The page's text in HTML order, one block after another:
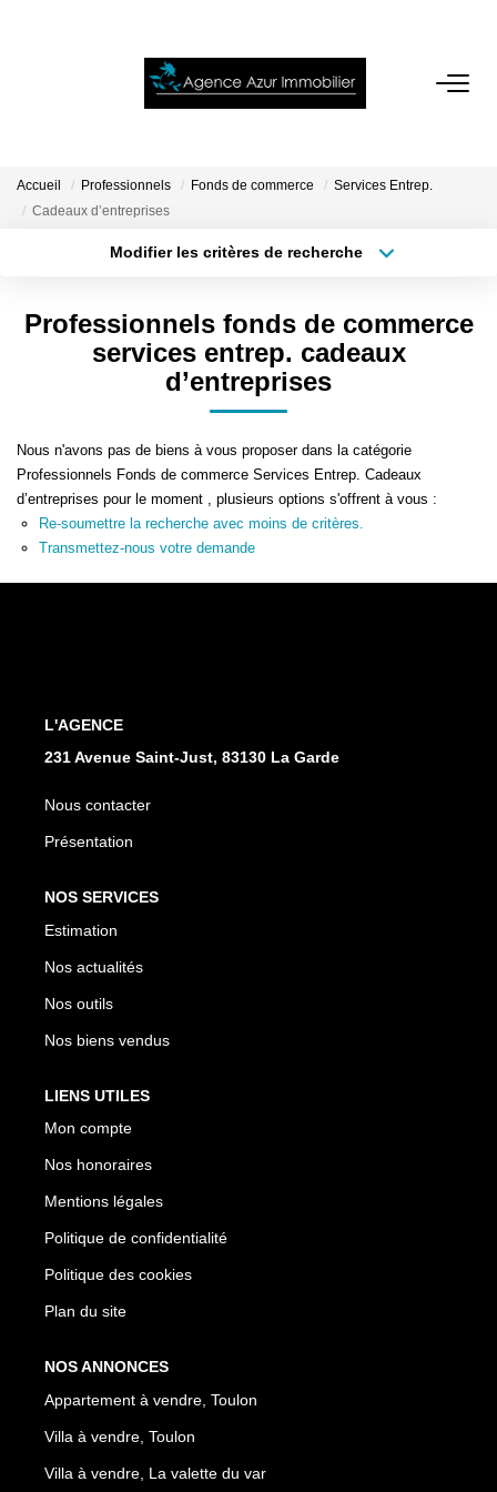
ACCUEIL
VENTES
LOCATIONS
NOTRE AGENCE
ESTIMATION
CONTACT
Accueil Professionnels Fonds de commerce
Services Entrep.
Cadeaux d’entreprises
Modifier les critères de recherche
Plus de critères Créer une alerte
Professionnels fonds de commerce
services entrep. cadeaux
d’entreprises
Nous n'avons pas de biens à vous proposer dans la catégorie
Professionnels Fonds de commerce Services Entrep. Cadeaux
d’entreprises pour le moment , plusieurs options s'offrent à vous :
Re-soumettre la recherche avec moins de critères.
Transmettez-nous votre demande
L'AGENCE
231 Avenue Saint-Just, 83130 La Garde
Nous contacter
Présentation
NOS SERVICES
Estimation
Nos actualités
Nos outils
Nos biens vendus
LIENS UTILES
Mon compte
Nos honoraires
Mentions légales
Politique de confidentialité
Politique des cookies
Plan du site
NOS ANNONCES
Appartement à vendre, Toulon
Villa à vendre, Toulon
Villa à vendre, La valette du var